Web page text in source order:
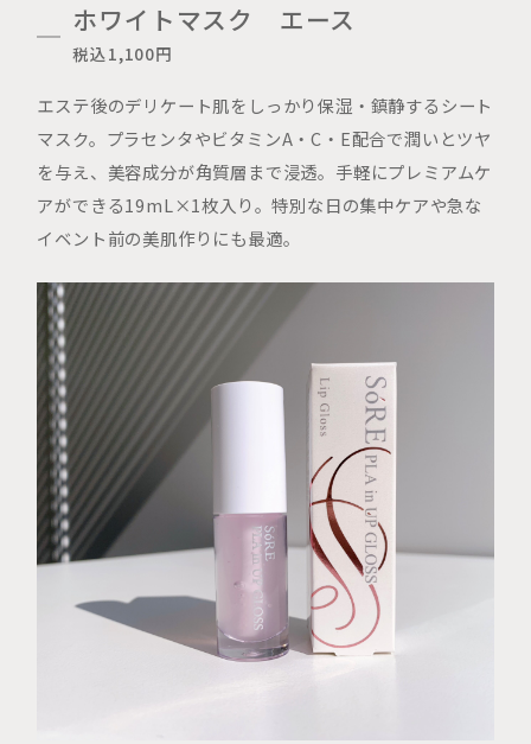
ホワイトマスク エース
税込1,100円
エステ後のデリケート肌をしっかり保湿・鎮静するシート
マスク。プラセンタやビタミンA・C・E配合で潤いとツヤ
を与え、美容成分が角質層まで浸透。手軽にプレミアムケ
アができる19mL×1枚入り。特別な日の集中ケアや急な
イベント前の美肌作りにも最適。